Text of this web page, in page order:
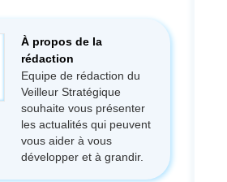
À propos de la
rédaction
Equipe de rédaction du
Veilleur Stratégique
souhaite vous présenter
les actualités qui peuvent
vous aider à vous
développer et à grandir.